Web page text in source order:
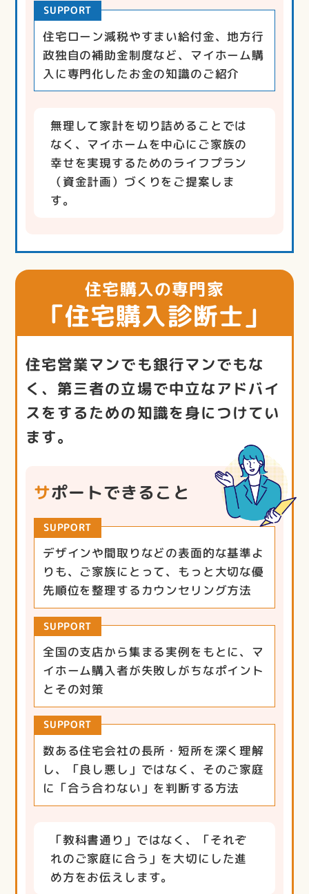
SUPPORT
住宅ローン減税やすまい給付金、地方行
政独自の補助金制度など、マイホーム購
入に専門化したお金の知識のご紹介
無理して家計を切り詰めることでは
なく、マイホームを中心にご家族の
幸せを実現するためのライフプラン
（資金計画）づくりをご提案しま
す。
住宅購入の専門家
「住宅購入診断士」
住宅営業マンでも銀行マンでもな
く、第三者の立場で中立なアドバイ
スをするための知識を身につけてい
ます。
サポートできること
SUPPORT
デザインや間取りなどの表面的な基準よ
りも、ご家族にとって、もっと大切な優
先順位を整理するカウンセリング方法
SUPPORT
全国の支店から集まる実例をもとに、マ
イホーム購入者が失敗しがちなポイント
とその対策
SUPPORT
数ある住宅会社の長所・短所を深く理解
し、「良し悪し」ではなく、そのご家庭
に「合う合わない」を判断する方法
「教科書通り」ではなく、「それぞ
れのご家庭に合う」を大切にした進
め方をお伝えします。